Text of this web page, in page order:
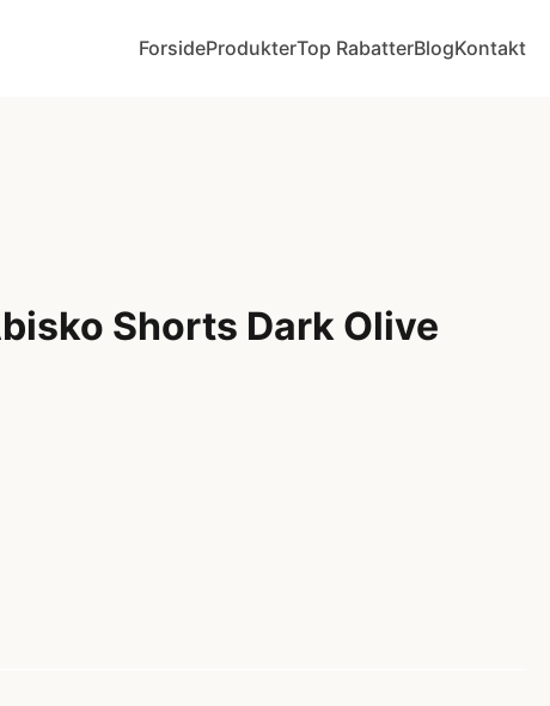
ForsideProdukterTop RabatterBlogKontakt
Shorts Dark Olive